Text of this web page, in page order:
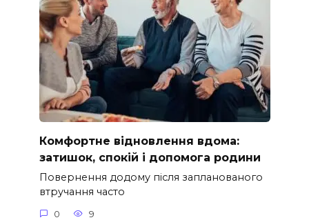
Комфортне відновлення вдома:
затишок, спокій і допомога родини
Повернення додому після запланованого
втручання часто
0 9